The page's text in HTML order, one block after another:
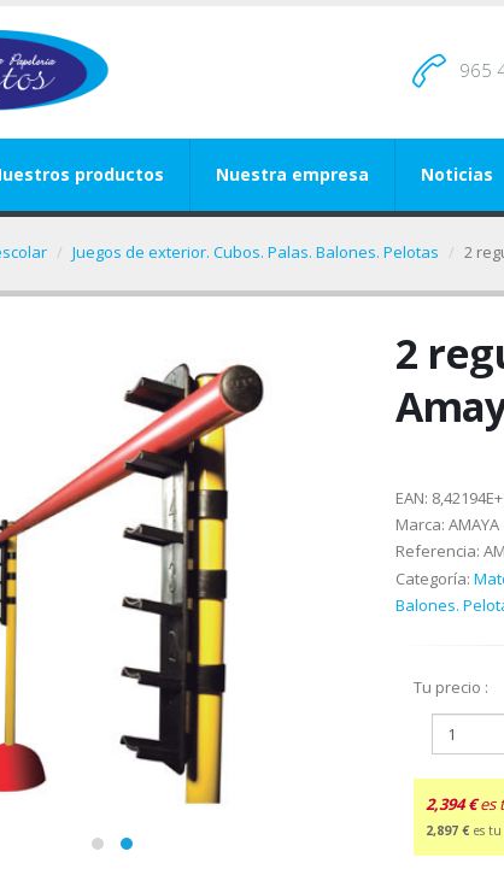
965
productos Nuestra empresa Noticias
Juegos de exterior. Cubos. Palas. Balones. Pelotas 2
2
EAN:
Marca: AMAYA
Referencia:
Categoría:
Balones.
Tu precio :
2,394 €es
2,897 € es